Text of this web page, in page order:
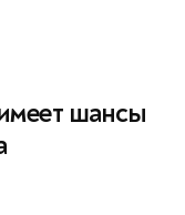
шансы